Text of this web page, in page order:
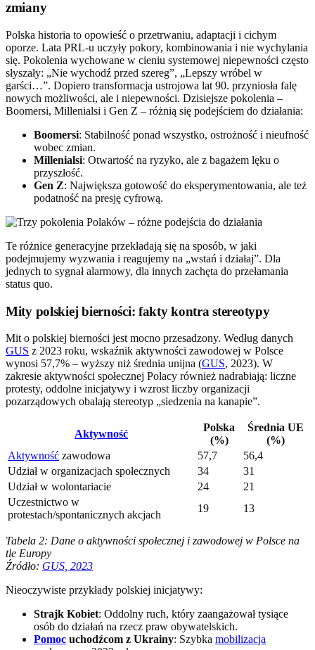
zmiany
Polska historia to opowieść o przetrwaniu, adaptacji i cichym
oporze. Lata PRL-u uczyły pokory, kombinowania i nie wychylania
się. Pokolenia wychowane w cieniu systemowej niepewności często
słyszały: „Nie wychodź przed szereg”, „Lepszy wróbel w
garści…”. Dopiero transformacja ustrojowa lat 90. przyniosła falę
nowych możliwości, ale i niepewności. Dzisiejsze pokolenia –
Boomersi, Millenialsi i Gen Z – różnią się podejściem do działania:
Boomersi: Stabilność ponad wszystko, ostrożność i nieufność
wobec zmian.
Millenialsi: Otwartość na ryzyko, ale z bagażem lęku o
przyszłość.
Gen Z: Największa gotowość do eksperymentowania, ale też
podatność na presję cyfrową.
Te różnice generacyjne przekładają się na sposób, w jaki
podejmujemy wyzwania i reagujemy na „wstań i działaj”. Dla
jednych to sygnał alarmowy, dla innych zachęta do przełamania
status quo.
Mity polskiej bierności: fakty kontra stereotypy
Mit o polskiej bierności jest mocno przesadzony. Według danych
GUS z 2023 roku, wskaźnik aktywności zawodowej w Polsce
wynosi 57,7% – wyższy niż średnia unijna (GUS, 2023). W
zakresie aktywności społecznej Polacy również nadrabiają: liczne
protesty, oddolne inicjatywy i wzrost liczby organizacji
pozarządowych obalają stereotyp „siedzenia na kanapie”.
Aktywność
Polska
(%)
Średnia UE
(%)
Aktywność zawodowa 57,7
56,4
Udział w organizacjach społecznych
34
31
Udział w wolontariacie
24
21
Uczestnictwo w
protestach/spontanicznych akcjach
19 13
Tabela 2: Dane o aktywności społecznej i zawodowej w Polsce na
tle Europy
Źródło: GUS, 2023
Nieoczywiste przykłady polskiej inicjatywy:
Strajk Kobiet: Oddolny ruch, który zaangażował tysiące
osób do działań na rzecz praw obywatelskich.
Pomoc uchodźcom z Ukrainy: Szybka mobilizacja